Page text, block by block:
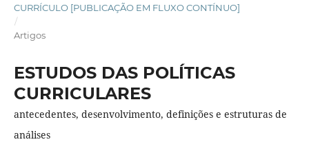
CURRÍCULO [PUBLICAÇÃO EM FLUXO CONTÍNUO]
/
Artigos
ESTUDOS DAS POLÍTICAS
CURRICULARES
antecedentes, desenvolvimento, definições e estruturas de
análises